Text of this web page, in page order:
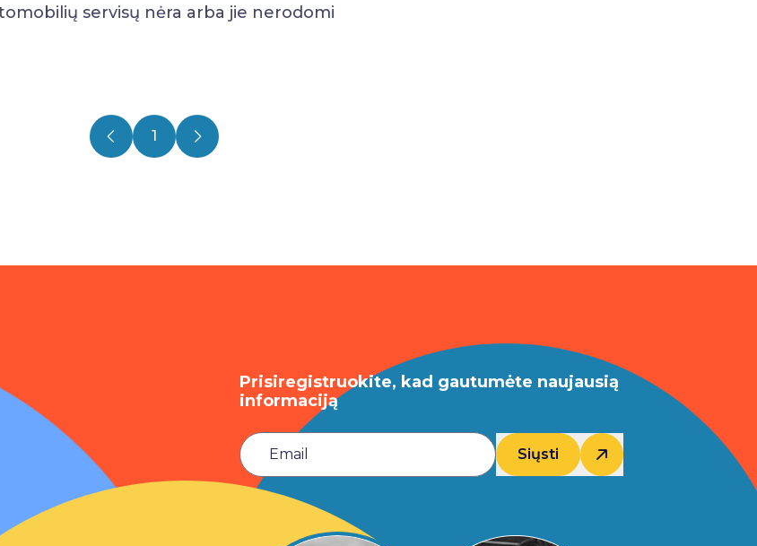
servisų nėra arba jie nerodomi
1
Prisiregistruokite, kad gautumėte naujausią
informaciją
Siųsti